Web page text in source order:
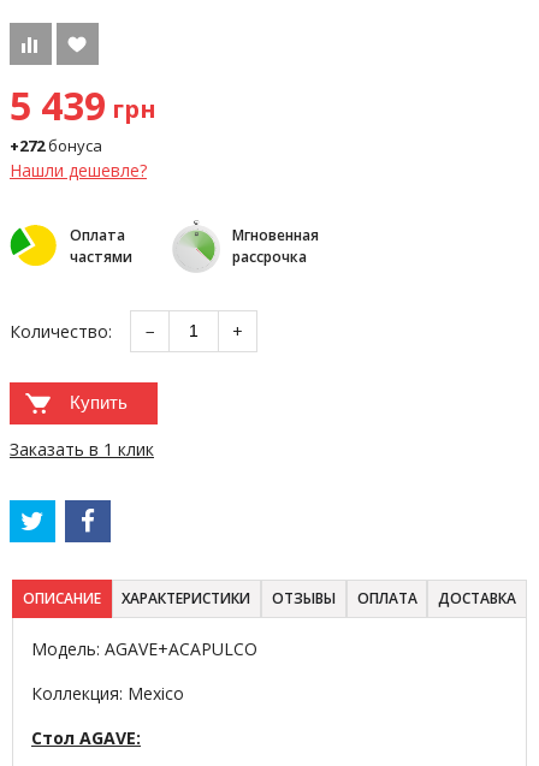
5 439 грн
+272бонуса
Нашли дешевле?
Оплата
частями
Мгновенная
рассрочка
Количество: − +
Купить
Заказать в 1 клик
ОПИСАНИЕ ХАРАКТЕРИСТИКИ ОТЗЫВЫ ОПЛАТА ДОСТАВКА
Модель: AGAVE+ACAPULCO
Коллекция: Mexico
Стол AGAVE: